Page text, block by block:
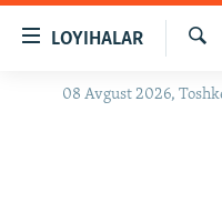
Бош
LOYIHALAR
OZODLIK
Излаш
08 Avgust 2026,